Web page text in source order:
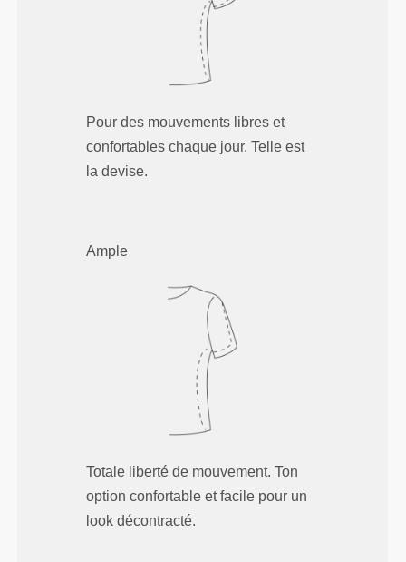
Pour des mouvements libres et
confortables chaque jour. Telle est
la devise.
Ample
Totale liberté de mouvement. Ton
option confortable et facile pour un
look décontracté.